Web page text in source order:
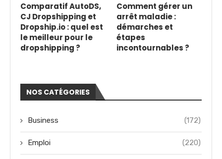
Comparatif AutoDS,
CJ Dropshipping et
Dropship.io : quel est
le meilleur pour le
dropshipping ?
Comment gérer un
arrêt maladie :
démarches et
étapes
incontournables ?
NOS CATÉGORIES
Business (172)
Emploi (220)